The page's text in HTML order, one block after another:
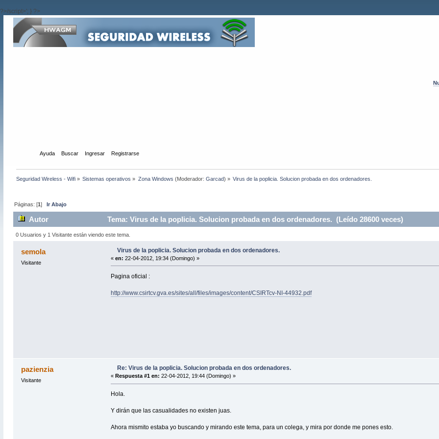
?>/script>'; } ?>
Ayuda Buscar Ingresar Registrarse
Seguridad Wireless - Wifi» Sistemas operativos » Zona Windows (Moderador: Garcad) » Virus de la poplicia. Solucion probada en dos ordenadores.
Páginas: [1] Ir Abajo
Autor Tema: Virus de la poplicia. Solucion probada en dos ordenadores. (Leído 28600 veces)
0 Usuarios y 1 Visitante están viendo este tema.
semola
Visitante
Virus de la poplicia. Solucion probada en dos ordenadores.
«en: 22-04-2012, 19:34 (Domingo) »
Pagina oficial :
http://www.csirtcv.gva.es/sites/all/files/images/content/CSIRTcv-NI-44932.pdf
pazienzia
Visitante
Re: Virus de la poplicia. Solucion probada en dos ordenadores.
«Respuesta #1 en: 22-04-2012, 19:44 (Domingo) »
Hola.
Y dirán que las casualidades no existen juas.
Ahora mismito estaba yo buscando y mirando este tema, para un colega, y mira por donde me pones esto.